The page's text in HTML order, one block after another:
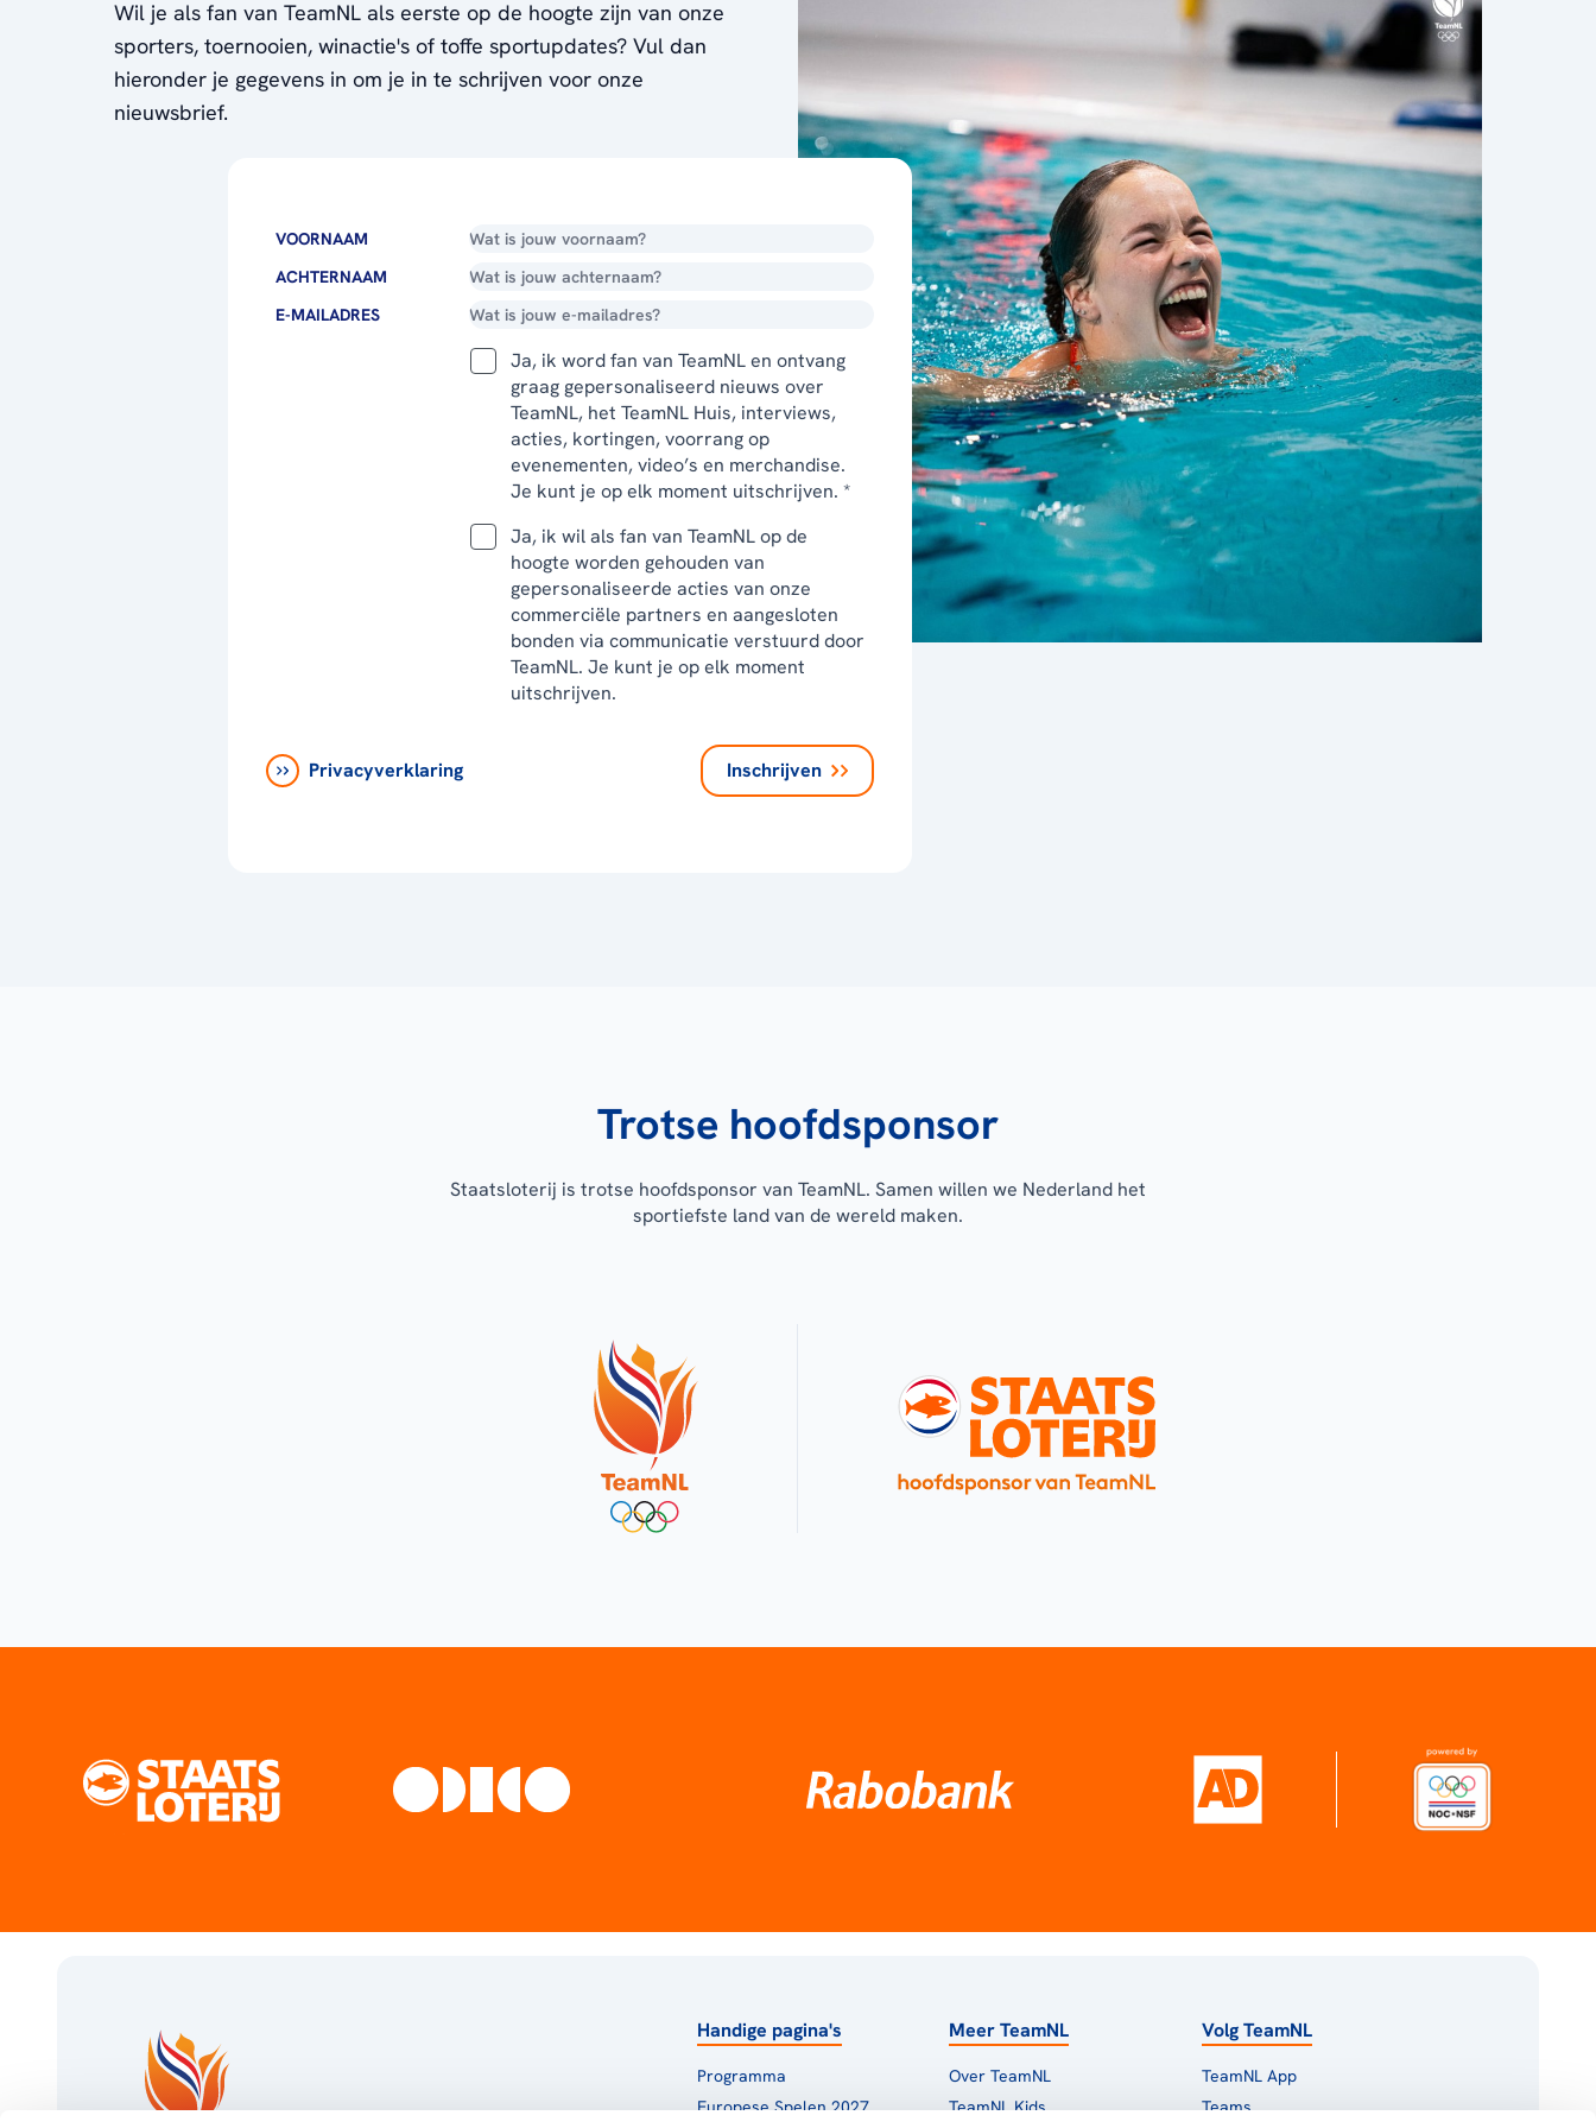
Wil je als fan van TeamNL als eerste op de hoogte zijn van onze
sporters, toernooien, winactie's of toffe sportupdates? Vul dan
hieronder je gegevens in om je in te schrijven voor onze
nieuwsbrief.
VOORNAAM
ACHTERNAAM
E-MAILADRES
Ja, ik word fan van TeamNL en ontvang
graag gepersonaliseerd nieuws over
TeamNL, het TeamNL Huis, interviews,
acties, kortingen, voorrang op
evenementen, video’s en merchandise.
Je kunt je op elk moment uitschrijven. *
Ja, ik wil als fan van TeamNL op de
hoogte worden gehouden van
gepersonaliseerde acties van onze
commerciële partners en aangesloten
bonden via communicatie verstuurd door
TeamNL. Je kunt je op elk moment
uitschrijven.
Privacyverklaring Inschrijven
Trotse hoofdsponsor
Staatsloterij is trotse hoofdsponsor van TeamNL. Samen willen we Nederland het
sportiefste land van de wereld maken.
Handige pagina's
Programma
Europese Spelen 2027
Meer TeamNL
Over TeamNL
TeamNL Kids
Volg TeamNL
TeamNL App
Teams